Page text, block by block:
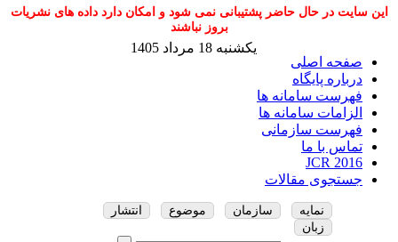
این سایت در حال حاضر پشتیبانی نمی شود و امکان دارد داده های نشریات
بروز نباشند
صفحه اصلی
درباره پایگاه
فهرست سامانه ها
الزامات سامانه ها
فهرست سازمانی
تماس با ما
JCR 2016
جستجوی مقالات
یکشنبه 18 مرداد 1405
نمایه سازمان موضوع
انتشار
زبان